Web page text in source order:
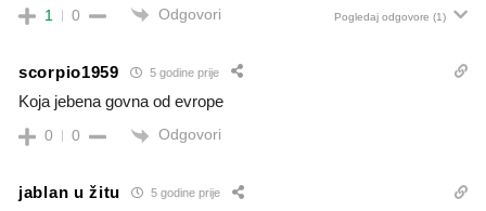
1 0 Odgovori Pogledaj odgovore (1)
scorpio1959 5 godine prije
Koja jebena govna od evrope
0 0 Odgovori
jablan u žitu 5 godine prije